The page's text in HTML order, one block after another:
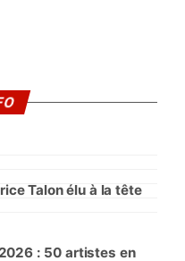
Talon élu à la tête
: 50 artistes en